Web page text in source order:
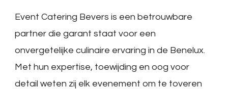
Event Catering Bevers is een betrouwbare
partner die garant staat voor een
onvergetelijke culinaire ervaring in de Benelux.
Met hun expertise, toewijding en oog voor
detail weten zij elk evenement om te toveren